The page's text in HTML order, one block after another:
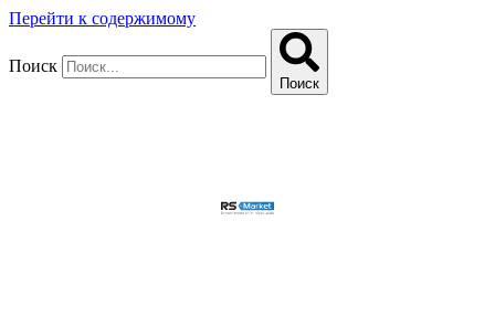
Перейти к содержимому
Поиск
Поиск